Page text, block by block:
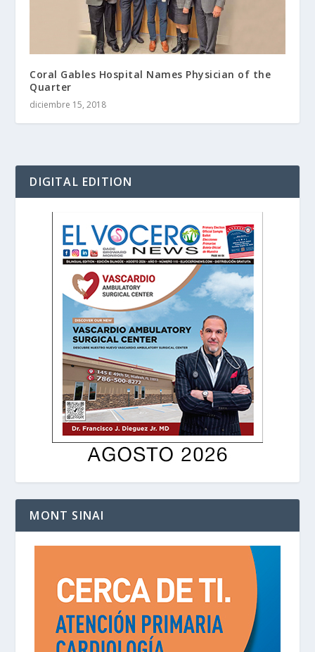
Coral Gables Hospital Names Physician of the
Quarter
diciembre 15, 2018
DIGITAL EDITION
MONT SINAI